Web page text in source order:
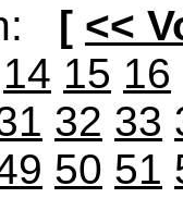
[ <<
14 15 16
32 33
50 51